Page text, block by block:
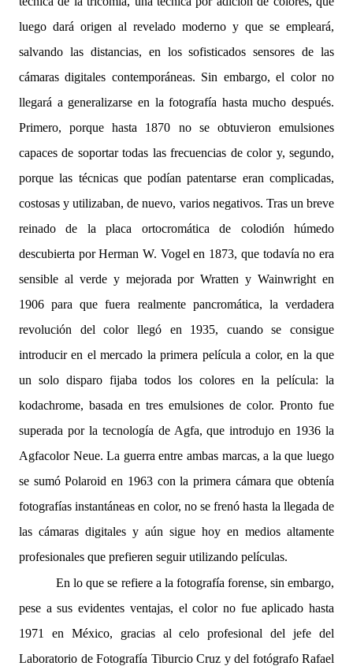
luego dará origen al revelado moderno y que se empleará,
salvando las distancias, en los sofisticados sensores de las
cámaras digitales contemporáneas. Sin embargo, el color no
llegará a generalizarse en la fotografía hasta mucho después.
Primero, porque hasta 1870 no se obtuvieron emulsiones
capaces de soportar todas las frecuencias de color y, segundo,
porque las técnicas que podían patentarse eran complicadas,
costosas y utilizaban, de nuevo, varios negativos. Tras un breve
reinado de la placa ortocromática de colodión húmedo
descubierta por Herman W. Vogel en 1873, que todavía no era
sensible al verde y mejorada por Wratten y Wainwright en
1906 para que fuera realmente pancromática, la verdadera
revolución del color llegó en 1935, cuando se consigue
introducir en el mercado la primera película a color, en la que
un solo disparo fijaba todos los colores en la película: la
kodachrome, basada en tres emulsiones de color. Pronto fue
superada por la tecnología de Agfa, que introdujo en 1936 la
Agfacolor Neue. La guerra entre ambas marcas, a la que luego
se sumó Polaroid en 1963 con la primera cámara que obtenía
fotografías instantáneas en color, no se frenó hasta la llegada de
las cámaras digitales y aún sigue hoy en medios altamente
profesionales que prefieren seguir utilizando películas.
En lo que se refiere a la fotografía forense, sin embargo,
pese a sus evidentes ventajas, el color no fue aplicado hasta
1971 en México, gracias al celo profesional del jefe del
Laboratorio de Fotografía Tiburcio Cruz y del fotógrafo Rafael